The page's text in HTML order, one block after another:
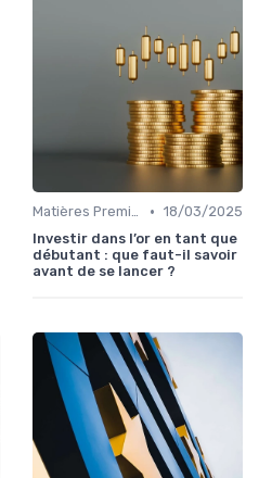
Matières Premières et Or • 18/03/2025
Investir dans l’or en tant que
débutant : que faut-il savoir
avant de se lancer ?